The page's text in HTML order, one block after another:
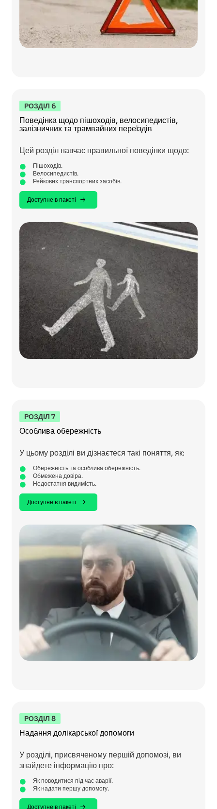
РОЗДІЛ 6
Поведінка щодо пішоходів, велосипедистів,
залізничних та трамвайних переїздів
Цей розділ навчає правильної поведінки щодо:
Пішоходів.
Велосипедистів.
Рейкових транспортних засобів.
Доступне в пакеті
РОЗДІЛ 7
Особлива обережність
У цьому розділі ви дізнаєтеся такі поняття, як:
Обережність та особлива обережність.
Обмежена довіра.
Недостатня видимість.
Доступне в пакеті
РОЗДІЛ 8
Надання долікарської допомоги
У розділі, присвяченому першій допомозі, ви
знайдете інформацію про:
Як поводитися під час аварії.
Як надати першу допомогу.
Доступне в пакеті